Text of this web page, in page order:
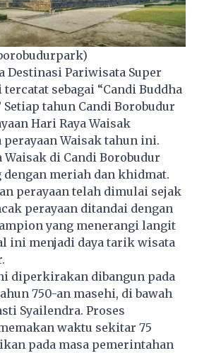
Destinasi Pariwisata Super
sebagai “Candi Buddha
Setiap tahun Candi Borobudur
Hari Raya Waisak
perayaan Waisak tahun ini.
Waisak di Candi Borobudur
meriah dan khidmat.
perayaan telah dimulai sejak
perayaan ditandai dengan
yang menerangi langit
ini menjadi daya tarik wisata
diperkirakan dibangun pada
750-an masehi, di bawah
Syailendra. Proses
waktu sekitar 75
pada masa pemerintahan